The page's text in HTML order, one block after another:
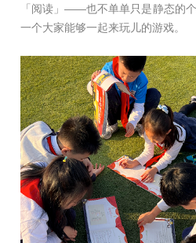
「阅读」——也不单单只是静态的
一个大家能够一起来玩儿的游戏。